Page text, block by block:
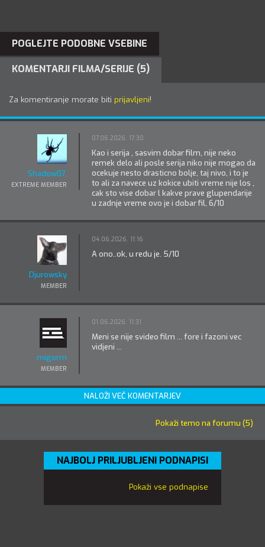
POGLEJTE PODOBNE VSEBINE
KOMENTARJI FILMA/SERIJE (5)
Za komentiranje morate biti prijavljeni!
Shadow07.
EXTREME MEMBER
07.06.2026. 17:30
Kao i serija , sasvim dobar film, nije neko
remek delo ali posle serija niko nije mogao da
ocekuje nesto drasticno bolje, taj nivo, i to je
to ali za navece uz kokice ubiti vreme nije los ,
cak sto vise dobar l kakve prave glupendarije
u zadnje vreme ovo je i dobar fil, 6/10
Djurowsky
MEMBER
04.06.2026. 11:16
A ono..ok, u redu je. 5/10
migorm
MEMBER
01.06.2026. 11:31
Meni se nije svideo film ... fore i fazoni vec
vidjeni ...
NALOŽI VEČ KOMENTARJEV
Pokaži temo na forumu (5)
NAJBOLJ PRILJUBLJENI PODNAPISI
Pokaži vse podnapise